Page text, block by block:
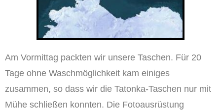
Am Vormittag packten wir unsere Taschen. Für 20
Tage ohne Waschmöglichkeit kam einiges
zusammen, so dass wir die Tatonka-Taschen nur mit
Mühe schließen konnten. Die Fotoausrüstung